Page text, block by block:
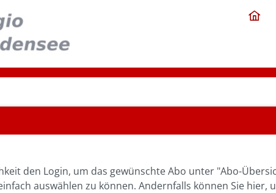
den Login, um das gewünschte Abo unter "Abo-
auswählen zu können. Andernfalls können Sie hier,